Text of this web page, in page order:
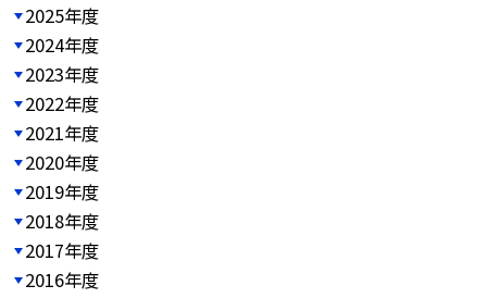
2025年度
2024年度
2023年度
2022年度
2021年度
2020年度
2019年度
2018年度
2017年度
2016年度